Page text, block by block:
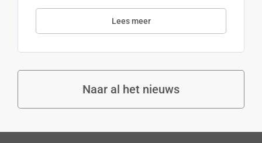
Lees meer
Naar al het nieuws